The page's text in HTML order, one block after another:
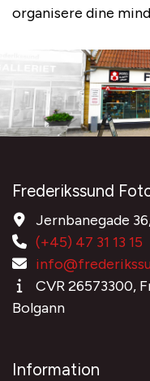
organisere dine
Frederikssund
Jernbanegade
(+45) 47 31 13 15
CVR 26573300,
Bolgann
Information